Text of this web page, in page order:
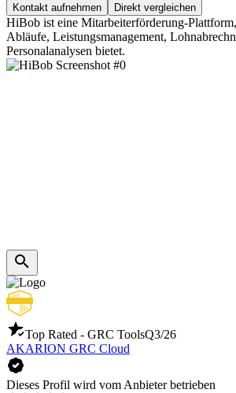
Kontakt aufnehmen Direkt vergleichen
HiBob ist eine Mitarbeiterförderung-
Abläufe, Leistungsmanagement,
Personalanalysen bietet.
Top Rated - GRC ToolsQ3/26
AKARION GRC Cloud
Dieses Profil wird vom Anbieter betrieben